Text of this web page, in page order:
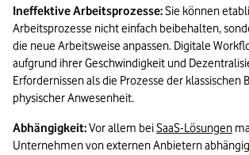
Ineffektive Arbeitsprozesse: Sie können
Arbeitsprozesse nicht einfach beibehalten,
die neue Arbeitsweise anpassen. Digitale
aufgrund ihrer Geschwindigkeit und
Erfordernissen als die Prozesse der klassischen
physischer Anwesenheit.
Abhängigkeit: Vor allem bei SaaS-Lösungen
Unternehmen von externen Anbietern